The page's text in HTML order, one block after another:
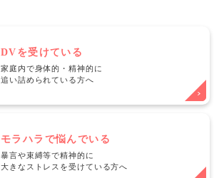
DVを受けている
家庭内で身体的・精神的に
追い詰められている方へ
モラハラで悩んでいる
暴言や束縛等で精神的に
大きなストレスを受けている方へ